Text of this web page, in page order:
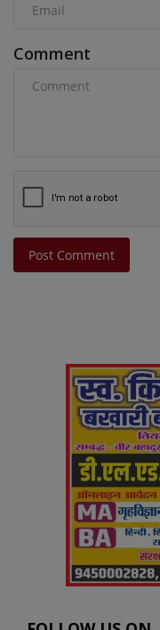
Comment
Post Comment